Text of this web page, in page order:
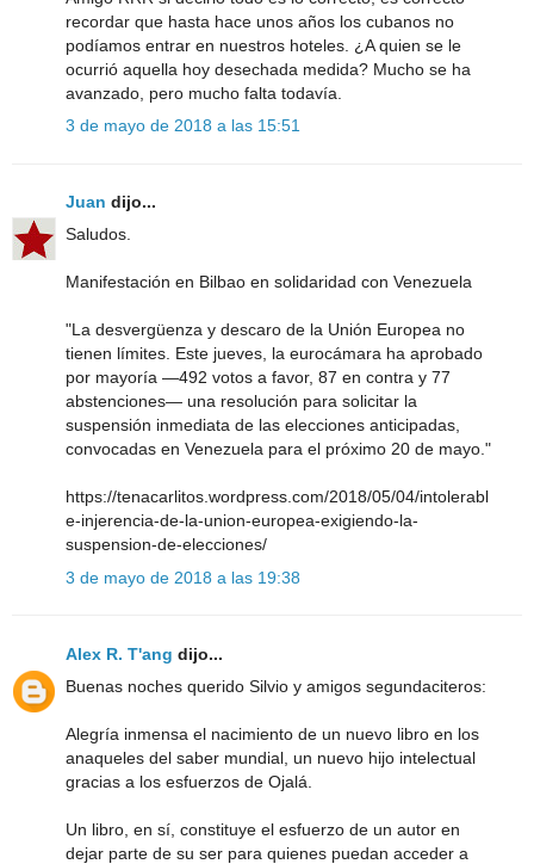
recordar que hasta hace unos años los cubanos no
podíamos entrar en nuestros hoteles. ¿A quien se le
ocurrió aquella hoy desechada medida? Mucho se ha
avanzado, pero mucho falta todavía.
3 de mayo de 2018 a las 15:51
Juan dijo...
Saludos.
Manifestación en Bilbao en solidaridad con Venezuela
"La desvergüenza y descaro de la Unión Europea no
tienen límites. Este jueves, la eurocámara ha aprobado
por mayoría —492 votos a favor, 87 en contra y 77
abstenciones— una resolución para solicitar la
suspensión inmediata de las elecciones anticipadas,
convocadas en Venezuela para el próximo 20 de mayo."
https://tenacarlitos.wordpress.com/2018/05/04/intolerabl
e-injerencia-de-la-union-europea-exigiendo-la-
suspension-de-elecciones/
3 de mayo de 2018 a las 19:38
Alex R. T'ang dijo...
Buenas noches querido Silvio y amigos segundaciteros:
Alegría inmensa el nacimiento de un nuevo libro en los
anaqueles del saber mundial, un nuevo hijo intelectual
gracias a los esfuerzos de Ojalá.
Un libro, en sí, constituye el esfuerzo de un autor en
dejar parte de su ser para quienes puedan acceder a